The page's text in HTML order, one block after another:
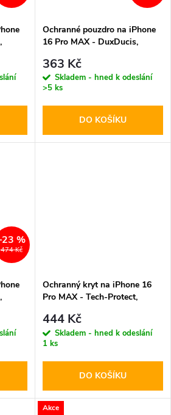
Ochranné pouzdro na iPhone
16 Pro MAX - DuxDucis,
363 Kč
Skladem - hned k odeslání
>5 ks
DO KOŠÍKU
474 Kč
%
Ochranný kryt na iPhone 16
Pro MAX - Tech-Protect,
Titanium
444 Kč
Skladem - hned k odeslání
1 ks
DO KOŠÍKU
Akce